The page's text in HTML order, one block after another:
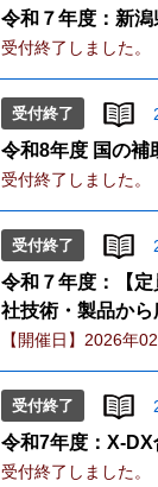
令和７年度：新
受付終了しました。
受付終了
令和8年度 国の補
受付終了しました。
受付終了
令和７年度：【
社技術・製品か
【開催日】2026年
受付終了
令和7年度：X-
受付終了しました。